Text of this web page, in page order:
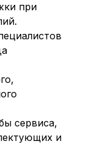
при
сервиса,
и